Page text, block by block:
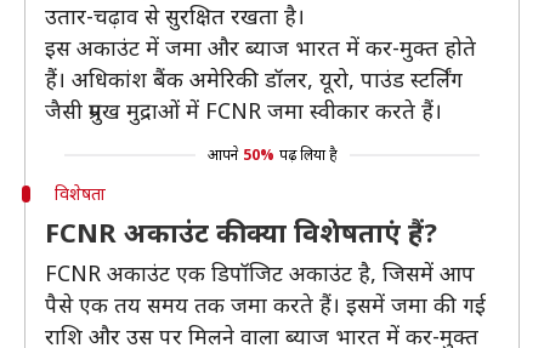
उतार-चढ़ाव से सुरक्षित रखता है।
इस अकाउंट में जमा और ब्याज भारत में कर-मुक्त होते
हैं। अधिकांश बैंक अमेरिकी डॉलर, यूरो, पाउंड स्टर्लिंग
जैसी प्रमुख मुद्राओं में FCNR जमा स्वीकार करते हैं।
आपने 50% पढ़ लिया है
विशेषता
FCNR अकाउंट की क्या विशेषताएं हैं?
FCNR अकाउंट एक डिपॉजिट अकाउंट है, जिसमें आप
पैसे एक तय समय तक जमा करते हैं। इसमें जमा की गई
राशि और उस पर मिलने वाला ब्याज भारत में कर-मुक्त